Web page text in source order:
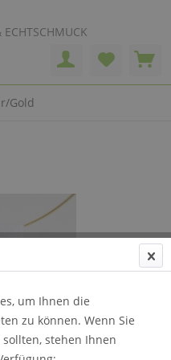
Gold
um Ihnen die
zu können. Wenn Sie
stehen Ihnen